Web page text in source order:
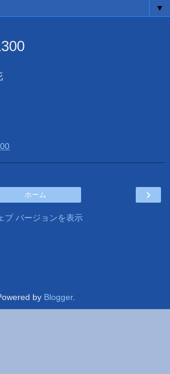
▼
›
ホーム
ブ バージョンを表示
by Blogger.